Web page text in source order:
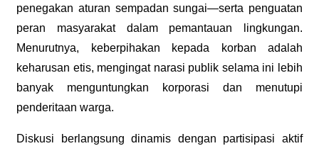
penegakan aturan sempadan sungai—serta penguatan
peran masyarakat dalam pemantauan lingkungan.
Menurutnya, keberpihakan kepada korban adalah
keharusan etis, mengingat narasi publik selama ini lebih
banyak menguntungkan korporasi dan menutupi
penderitaan warga.
Diskusi berlangsung dinamis dengan partisipasi aktif